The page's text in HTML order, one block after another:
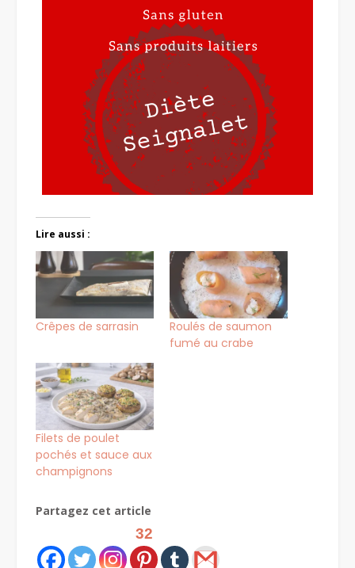
Lire aussi :
Crêpes de sarrasin
Roulés de saumon
fumé au crabe
Filets de poulet
pochés et sauce aux
champignons
Partagez cet article
32